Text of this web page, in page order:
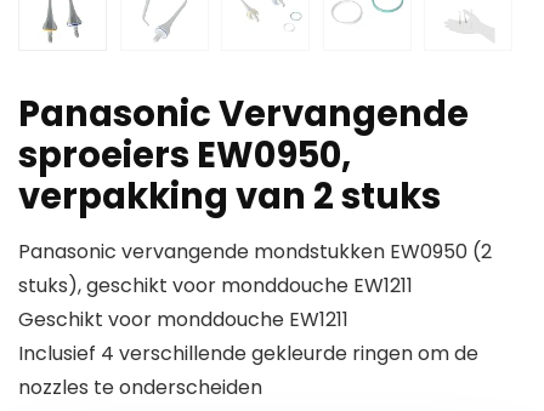
Panasonic Vervangende
sproeiers EW0950,
verpakking van 2 stuks
Panasonic vervangende mondstukken EW0950 (2
stuks), geschikt voor monddouche EW1211
Geschikt voor monddouche EW1211
Inclusief 4 verschillende gekleurde ringen om de
nozzles te onderscheiden